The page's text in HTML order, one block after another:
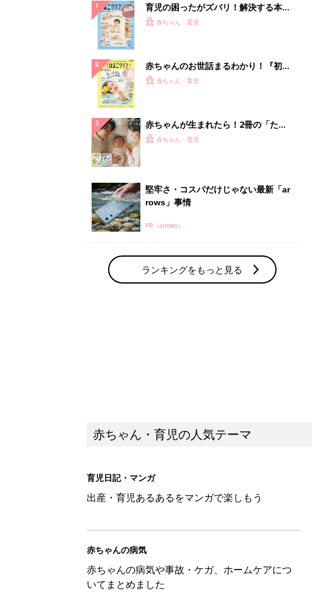
育児の困ったがズバリ！解決する本
『ひよこクラブ 秋号』 4カ月～2才
赤ちゃん・育児
赤ちゃんのお世話まるわかり！『初め
てのひよこクラブ 夏号』〈巻頭大特
赤ちゃん・育児
赤ちゃんが生まれたら！2冊の「たま
ひよ」
赤ちゃん・育児
堅牢さ・コスパだけじゃない最新「ar
rows」事情
PR（arrows）
ランキングをもっと見る
赤ちゃん・育児の人気テーマ
育児日記・マンガ
出産・育児あるあるをマンガで楽しもう
赤ちゃんの病気
赤ちゃんの病気や事故・ケガ、ホームケアにつ
いてまとめました